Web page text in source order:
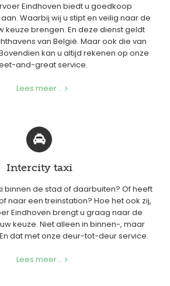
Eindhoven biedt u goedkoop
Waarbij wij u stipt en veilig naar de
keuze brengen. En deze dienst geldt
van België. Maar ook die van
kan u altijd rekenen op onze
and-great service.
Lees meer...
Intercity taxi
binnen de stad of daarbuiten? Of heeft
naar een treinstation? Hoe het ook zij,
Eindhoven brengt u graag naar de
keuze. Niet alleen in binnen-, maar
dat met onze deur-tot-deur service.
Lees meer...